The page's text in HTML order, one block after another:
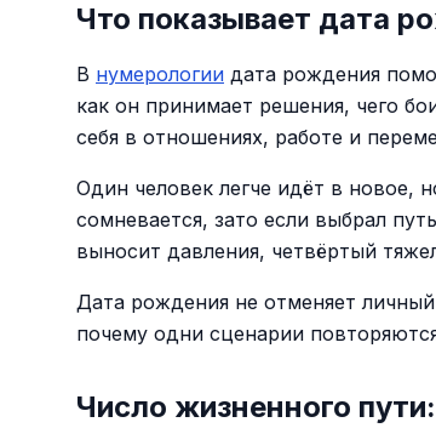
Что показывает дата
В нумерологии дата рождения
как он принимает решения, чего
себя в отношениях, работе и
Один человек легче идёт в новое,
сомневается, зато если выбрал
выносит давления, четвёртый
Дата рождения не отменяет
почему одни сценарии
Число жизненного